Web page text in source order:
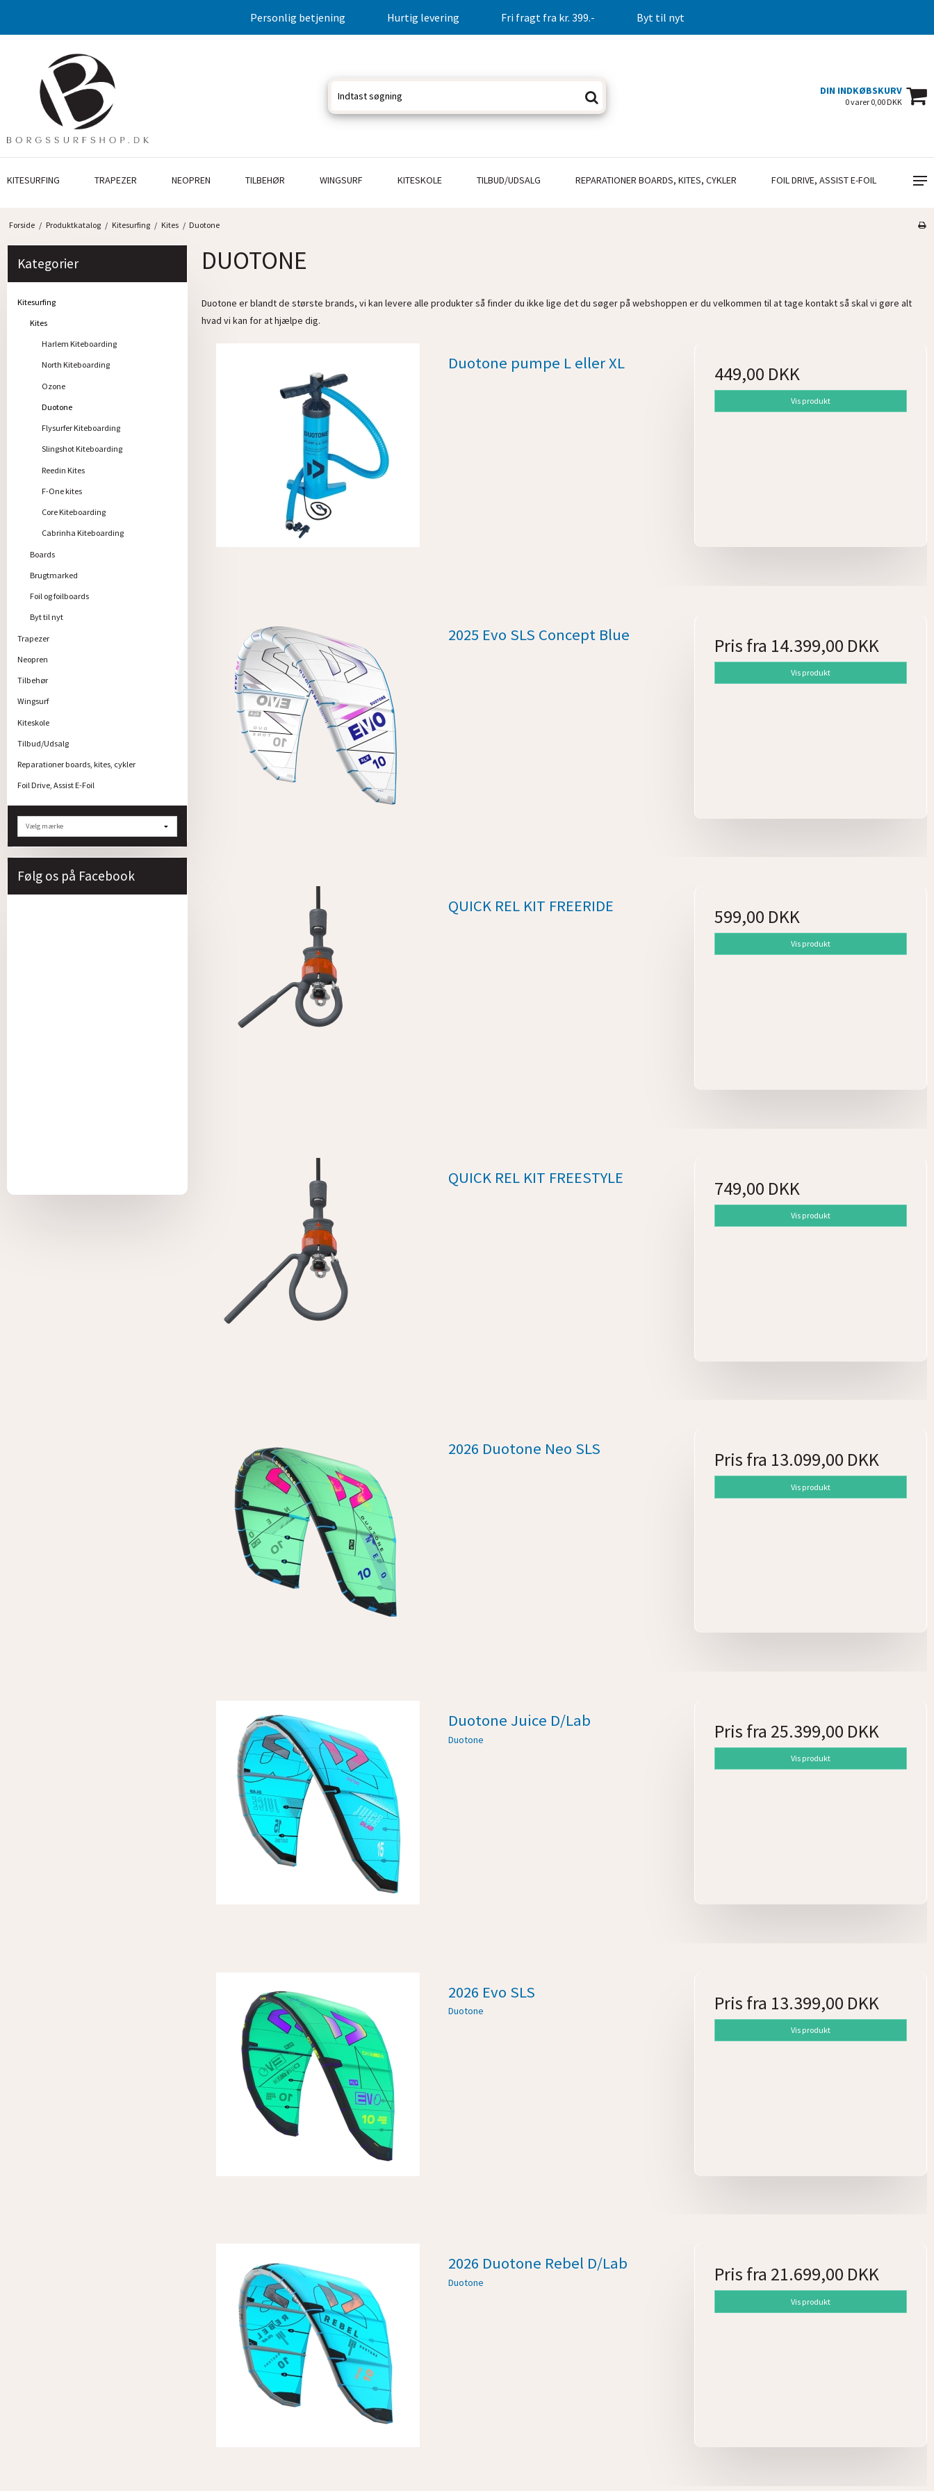
Personlig betjening Hurtig levering Fri fragt fra kr. 399.- Byt til nyt
DIN INDKØBSKURV
0 varer 0,00 DKK
KITESURFING TRAPEZER NEOPREN TILBEHØR WINGSURF KITESKOLE TILBUD/UDSALG REPARATIONER BOARDS, KITES, CYKLER FOIL DRIVE, ASSIST E-FOIL
Forside / Produktkatalog / Kitesurfing / Kites / Duotone
Kategorier
Kitesurfing
Kites
Harlem Kiteboarding
North Kiteboarding
Ozone
Duotone
Flysurfer Kiteboarding
Slingshot Kiteboarding
Reedin Kites
F-One kites
Core Kiteboarding
Cabrinha Kiteboarding
Boards
Brugtmarked
Foil og foilboards
Byt til nyt
Trapezer
Neopren
Tilbehør
Wingsurf
Kiteskole
Tilbud/Udsalg
Reparationer boards, kites, cykler
Foil Drive, Assist E-Foil
Følg os på Facebook
DUOTONE
Duotone er blandt de største brands, vi kan levere alle produkter så finder du ikke lige det du søger på webshoppen er du velkommen til at tage kontakt så skal vi gøre alt
hvad vi kan for at hjælpe dig.
Duotone pumpe L eller XL 449,00 DKK
Vis produkt
2025 Evo SLS Concept Blue Pris fra 14.399,00 DKK
Vis produkt
QUICK REL KIT FREERIDE 599,00 DKK
Vis produkt
QUICK REL KIT FREESTYLE 749,00 DKK
Vis produkt
2026 Duotone Neo SLS Pris fra 13.099,00 DKK
Vis produkt
Duotone Juice D/Lab
Duotone Pris fra 25.399,00 DKK
Vis produkt
2026 Evo SLS
Duotone Pris fra 13.399,00 DKK
Vis produkt
2026 Duotone Rebel D/Lab
Duotone Pris fra 21.699,00 DKK
Vis produkt